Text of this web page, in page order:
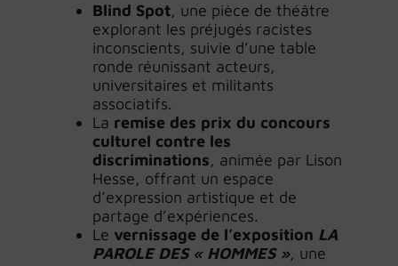
Blind Spot, une pièce de théâtre
explorant les préjugés racistes
inconscients, suivie d’une table
ronde réunissant acteurs,
universitaires et militants
associatifs.
La remise des prix du concours
culturel contre les
discriminations, animée par Lison
Hesse, offrant un espace
d’expression artistique et de
partage d’expériences.
Le vernissage de l’exposition LA
PAROLE DES « HOMMES », une